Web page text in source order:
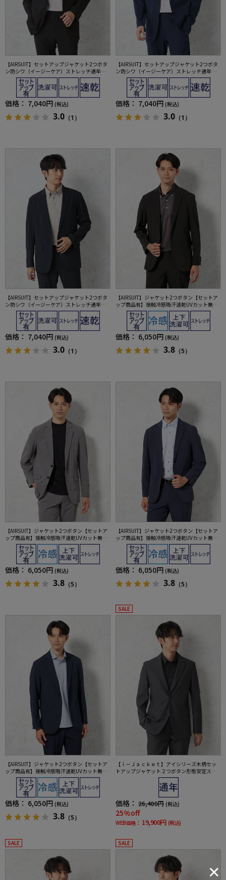
【AIRSUIT】セットアップジャケット2つボタ
ン防シワ（イージーケア）ストレッチ通年吸
汗速乾UVカット春夏
価格： 7,040円 (税込)
3.0 （1）
【AIRSUIT】セットアップジャケット2つボタ
ン防シワ（イージーケア）ストレッチ通年吸
汗速乾UVカット春夏
価格： 7,040円 (税込)
3.0 （1）
【AIRSUIT】セットアップジャケット2つボタ
ン防シワ（イージーケア）ストレッチ通年吸
汗速乾UVカット春夏
価格： 7,040円 (税込)
3.0 （1）
【AIRSUIT】ジャケット2つボタン【セットア
ップ商品有】接触冷感吸汗速乾UVカット無地
価格： 6,050円 (税込)
3.8 （5）
【AIRSUIT】ジャケット2つボタン【セットア
ップ商品有】接触冷感吸汗速乾UVカット無地
価格： 6,050円 (税込)
3.8 （5）
【AIRSUIT】ジャケット2つボタン【セットア
ップ商品有】接触冷感吸汗速乾UVカット無地
価格： 6,050円 (税込)
3.8 （5）
【AIRSUIT】ジャケット2つボタン【セットア
ップ商品有】接触冷感吸汗速乾UVカット無地
価格： 6,050円 (税込)
3.8 （5）
SALE
【ｉ－Ｊａｃｋｅｔ】アイシリーズ木柄セッ
トアップジャケット２つボタン形態安定スト
レッチ軽量ウォッシャブル通年
価格： 26,400円 (税込)
25%off
WEB価格： 19,900円 (税込)
SALE SALE